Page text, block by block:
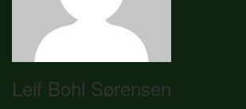
Leif Bohl Sørensen